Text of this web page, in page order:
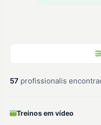
57 profissionalis
Treinos em vídeo